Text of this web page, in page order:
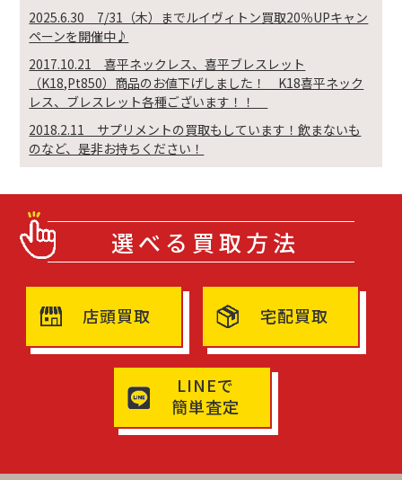
2025.6.30 7/31（木）までルイヴィトン買取20％UPキャン
ペーンを開催中♪
2017.10.21 喜平ネックレス、喜平ブレスレット
（K18,Pt850）商品のお値下げしました！ K18喜平ネック
レス、ブレスレット各種ございます！！
2018.2.11 サプリメントの買取もしています！飲まないも
のなど、是非お持ちください！
選べる買取方法
店頭買取 宅配買取
LINEで
簡単査定